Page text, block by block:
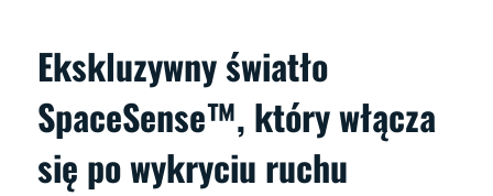
Ekskluzywny światło
SpaceSense™, który włącza
się po wykryciu ruchu